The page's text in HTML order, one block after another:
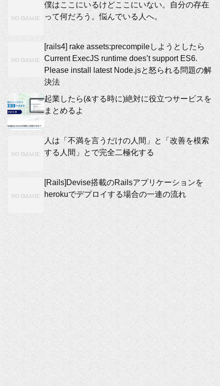
僕はここにいるけどここにいない。自分の存在
って何だろう。悩んでいる人へ。
[rails4] rake assets:precompileしようとしたら
Current ExecJS runtime does’t support ES6.
Please install latest Node.jsと怒られる問題の解
決法
起業したら(&する時に)絶対に役立つサービスを
まとめるよ
人は「不満を言うだけの人間」と「改善を模索
する人間」とで完全二極化する
[Rails]Devise搭載のRailsアプリケーションを
herokuでデプロイする場合の一連の流れ